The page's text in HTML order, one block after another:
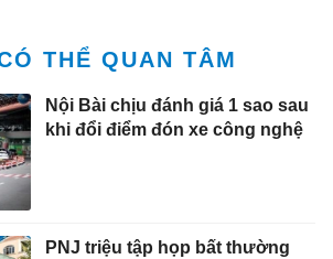
THỂ QUAN TÂM
Nội Bài chịu đánh giá 1 sao sau
khi đổi điểm đón xe công nghệ
PNJ triệu tập họp bất thường